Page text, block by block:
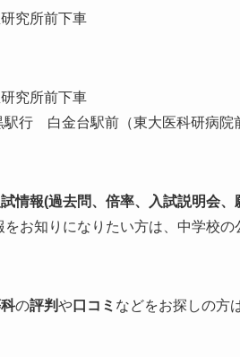
究所前下車
究所前下車
駅行 白金台駅前（東大医科研病院
情報(過去問、倍率、入試説明会
をお知りになりたい方は、中学校
の評判や口コミ などをお探しの方